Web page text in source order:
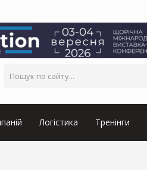
Логістика Тренінги